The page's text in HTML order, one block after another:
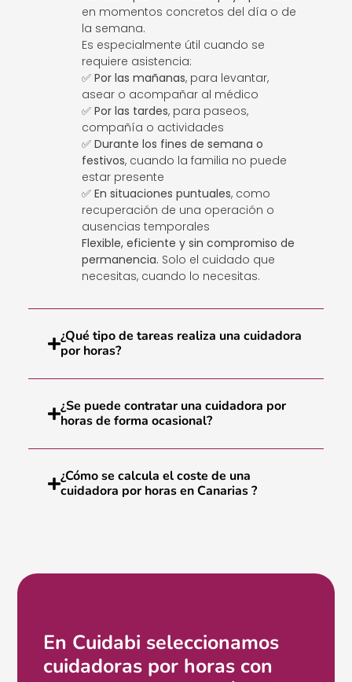
en momentos concretos del día o de
la semana.
Es especialmente útil cuando se
requiere asistencia:
✅ Por las mañanas, para levantar,
asear o acompañar al médico
✅ Por las tardes, para paseos,
compañía o actividades
✅ Durante los fines de semana o
festivos, cuando la familia no puede
estar presente
✅ En situaciones puntuales, como
recuperación de una operación o
ausencias temporales
Flexible, eficiente y sin compromiso de
permanencia. Solo el cuidado que
necesitas, cuando lo necesitas.
¿Qué tipo de tareas realiza una cuidadora
por horas?
¿Se puede contratar una cuidadora por
horas de forma ocasional?
¿Cómo se calcula el coste de una
cuidadora por horas en Canarias ?
En Cuidabi seleccionamos
cuidadoras por horas con